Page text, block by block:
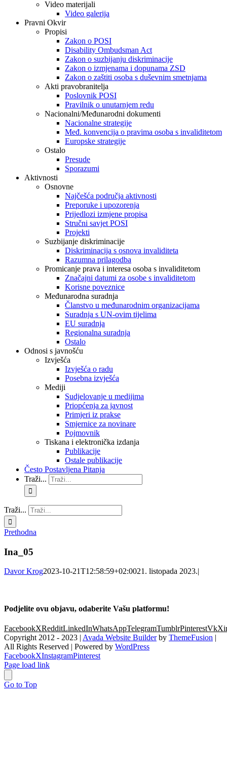
Video materijali
Video galerija
Pravni Okvir
Propisi
Zakon o POSI
Disability Ombudsman Act
Zakon o suzbijanju diskriminacije
Zakon o izmjenama i dopunama ZSD
Zakon o zaštiti osoba s duševnim smetnjama
Akti pravobranitelja
Poslovnik POSI
Pravilnik o unutarnjem redu
Nacionalni/Međunarodni dokumenti
Nacionalne strategije
Međ. konvencija o pravima osoba s invaliditetom
Europske strategije
Ostalo
Presude
Sporazumi
Aktivnosti
Osnovne
Najčešća područja aktivnosti
Preporuke i upozorenja
Prijedlozi izmjene propisa
Stručni savjet POSI
Projekti
Suzbijanje diskriminacije
Diskriminacija s osnova invaliditeta
Razumna prilagodba
Promicanje prava i interesa osoba s invaliditetom
Značajni datumi za osobe s invaliditetom
Korisne poveznice
Međunarodna suradnja
Članstvo u međunarodnim organizacijama
Suradnja s UN-ovim tijelima
EU suradnja
Regionalna suradnja
Ostalo
Odnosi s javnošću
Izvješća
Izvješća o radu
Posebna izvješća
Mediji
Sudjelovanje u medijima
Priopćenja za javnost
Primjeri iz prakse
Smjernice za novinare
Pojmovnik
Tiskana i elektronička izdanja
Publikacije
Ostale publikacije
Često Postavljena Pitanja
Traži...
Traži...
Prethodna
Ina_05
Davor Krog2023-10-21T12:58:59+02:0021. listopada 2023.|
Podjelite ovu objavu, odaberite Vašu platformu!
FacebookXRedditLinkedInWhatsAppTelegramTumblrPinterestVk
Copyright 2012 - 2023 | Avada Website Builderby ThemeFusion |
All Rights Reserved | Powered by WordPress
FacebookXInstagramPinterest
Page load link
Go to Top